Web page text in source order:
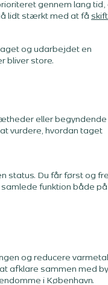
gennem lang tid,
lidt stærkt med at få
og udarbejdet en
bliver store.
eller begyndende
vurdere, hvordan taget
status. Du får først og
funktion både på
og reducere
afklare sammen med
i København.